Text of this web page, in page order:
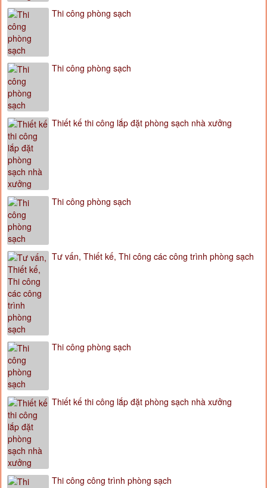
Thi công phòng sạch
Thi công phòng sạch
Thiết kế thi công lắp đặt phòng sạch nhà xưởng
Thi công phòng sạch
Tư vấn, Thiết kế, Thi công các công trình phòng sạch
Thi công phòng sạch
Thiết kế thi công lắp đặt phòng sạch nhà xưởng
Thi công công trình phòng sạch